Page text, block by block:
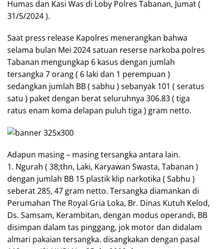
Humas dan Kasi Was di Loby Polres Tabanan, Jumat (
31/5/2024 ).
Saat press release Kapolres menerangkan bahwa
selama bulan Mei 2024 satuan reserse narkoba polres
Tabanan mengungkap 6 kasus dengan jumlah
tersangka 7 orang ( 6 laki dan 1 perempuan )
sedangkan jumlah BB ( sabhu ) sebanyak 101 ( seratus
satu ) paket dengan berat seluruhnya 306.83 ( tiga
ratus enam koma delapan puluh tiga ) gram netto.
Adapun masing – masing tersangka antara lain.
1. Ngurah ( 38;thn, Laki, Karyawan Swasta, Tabanan )
dengan jumlah BB 15 plastik klip narkotika ( Sabhu )
seberat 285, 47 gram netto. Tersangka diamankan di
Perumahan The Royal Gria Loka, Br. Dinas Kutuh Kelod,
Ds. Samsam, Kerambitan, dengan modus operandi, BB
disimpan dalam tas pinggang, jok motor dan didalam
almari pakaian tersangka. disangkakan dengan pasal